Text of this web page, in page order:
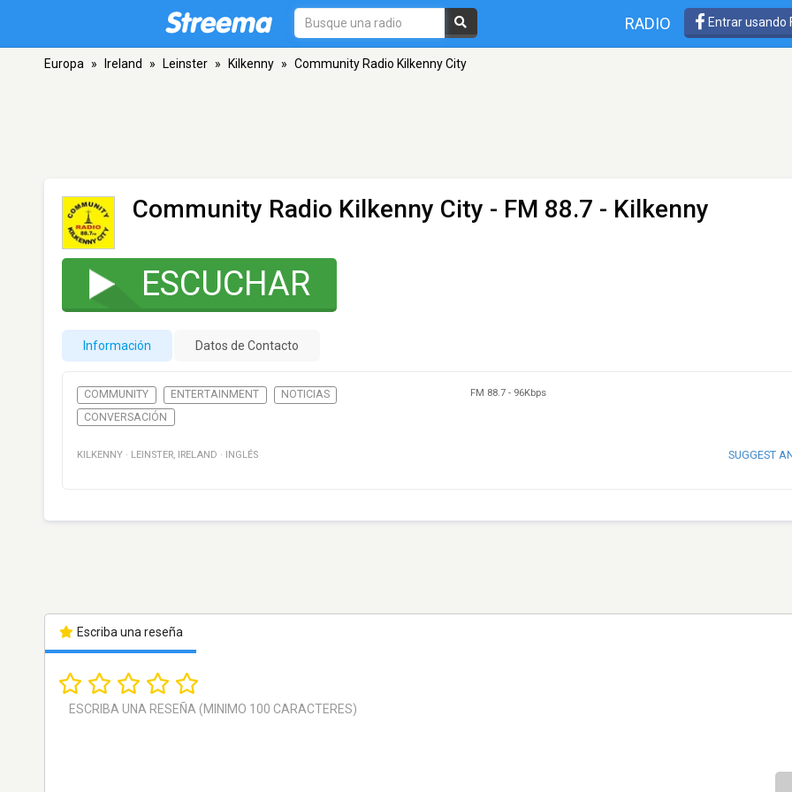
RADIO Entrar usando
Europa » Ireland » Leinster » Kilkenny » Community Radio Kilkenny City
Community Radio Kilkenny City - FM 88.7 - Kilkenny
ESCUCHAR
Información Datos de Contacto
COMMUNITY ENTERTAINMENT
NOTICIAS
CONVERSACIÓN
FM 88.7 - 96Kbps
KILKENNY · LEINSTER, IRELAND · INGLÉS SUGGEST
Escriba una reseña